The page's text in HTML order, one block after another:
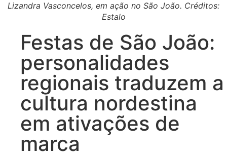
Lizandra Vasconcelos, em ação no São João. Créditos:
Estalo
Festas de São João:
personalidades
regionais traduzem a
cultura nordestina
em ativações de
marca